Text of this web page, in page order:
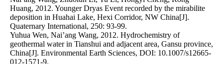
Huang, 2012. Younger Dryas Event recorded by the mirabilite
deposition in Huahai Lake, Hexi Corridor, NW China[J].
Quaternary International, 250: 93-99.
Yuhua Wen, Nai’ang Wang, 2012. Hydrochemistry of
geothermal water in Tianshui and adjacent area, Gansu province,
China[J]. Environmental Earth Sciences, DOI: 10.1007/s12665-
012-1571-9.